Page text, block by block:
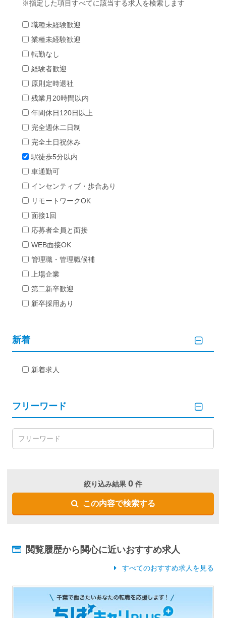
指定した項目すべてに該当する求人を検索します
職種未経験歓迎
業種未経験歓迎
転勤なし
経験者歓迎
原則定時退社
残業月20時間以内
年間休日120日以上
完全週休二日制
完全土日祝休み
駅徒歩5分以内
車通勤可
インセンティブ・歩合あり
リモートワークOK
面接1回
応募者全員と面接
WEB面接OK
管理職・管理職候補
上場企業
第二新卒歓迎
新卒採用あり
新着
新着求人
フリーワード
絞り込み結果 0 件
この内容で検索する
閲覧履歴から関心に近いおすすめ求人
すべてのおすすめ求人を見る